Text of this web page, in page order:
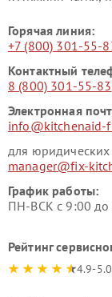
Горячая линия:
+7 (800) 301-55-
Контактный
8 (800) 301-55-83
Электронная
info@kitchenaid-
для
manager@fix-
График работы:
ПН-ВСК с 9:00 до
Рейтинг
4.9-5.0